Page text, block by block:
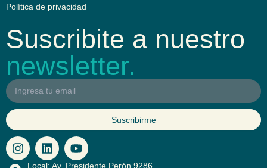
Política de privacidad
Suscribite a nuestro
newsletter.
Suscribirme
I
n
L
i
Y
o
Local: Av. Presidente Perón 9286